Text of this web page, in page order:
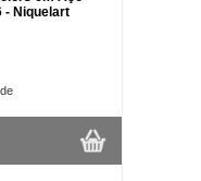
- Niquelart